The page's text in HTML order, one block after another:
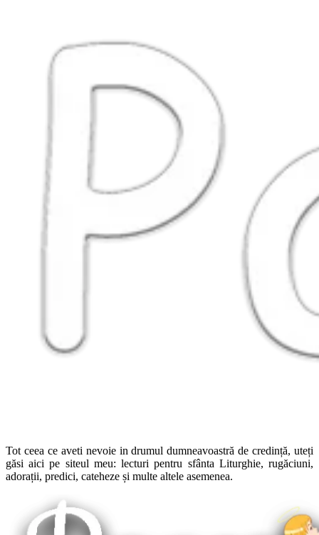
Tot ceea ce aveti nevoie in drumul dumneavoastră de credință, uteți
găsi aici pe siteul meu: lecturi pentru sfânta Liturghie, rugăciuni,
adorații, predici, cateheze și multe altele asemenea.